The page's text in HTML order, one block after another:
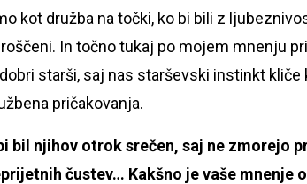
kot družba na točki, ko bi bili z
In točno tukaj po mojem mnenju
starši, saj nas starševski instinkt
pričakovanja.
bil njihov otrok srečen, saj ne zmorejo
čustev… Kakšno je vaše mnenje